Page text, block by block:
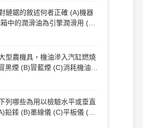
鏈鋸的敘述何者正確 (A)機器
箱中的潤滑油為引擎潤滑用 (B)
時應一刀鋸斷 (C)發動引擎時
增加效率 。
型農機具，機油滲入汽缸燃燒
黑煙 (B)冒藍煙 (C)消耗機油
。
列哪些為用以檢驗水平或垂直
鉛錘 (B)墨線儀 (C)平板儀 (D)